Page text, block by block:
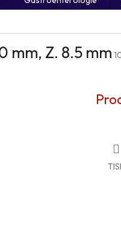
mm, Z. 8.5 mm